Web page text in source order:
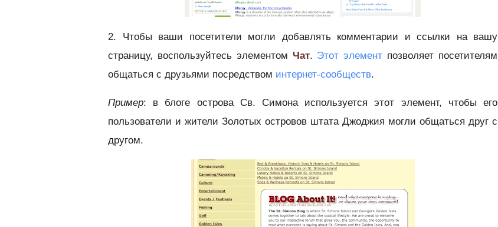
2. Чтобы ваши посетители могли добавлять комментарии и ссылки на вашу
страницу, воспользуйтесь элементом Чат. Этот элемент позволяет посетителям
общаться с друзьями посредством интернет-сообществ.
Пример: в блоге острова Св. Симона используется этот элемент, чтобы его
пользователи и жители Золотых островов штата Джоджия могли общаться друг с
другом.